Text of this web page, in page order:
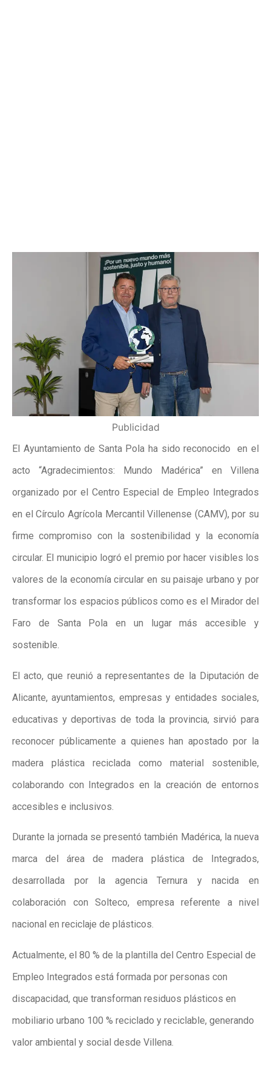
Publicidad
El Ayuntamiento de Santa Pola ha sido reconocido en el
acto “Agradecimientos: Mundo Madérica” en Villena
organizado por el Centro Especial de Empleo Integrados
en el Círculo Agrícola Mercantil Villenense (CAMV), por su
firme compromiso con la sostenibilidad y la economía
circular. El municipio logró el premio por hacer visibles los
valores de la economía circular en su paisaje urbano y por
transformar los espacios públicos como es el Mirador del
Faro de Santa Pola en un lugar más accesible y
sostenible.
El acto, que reunió a representantes de la Diputación de
Alicante, ayuntamientos, empresas y entidades sociales,
educativas y deportivas de toda la provincia, sirvió para
reconocer públicamente a quienes han apostado por la
madera plástica reciclada como material sostenible,
colaborando con Integrados en la creación de entornos
accesibles e inclusivos.
Durante la jornada se presentó también Madérica, la nueva
marca del área de madera plástica de Integrados,
desarrollada por la agencia Ternura y nacida en
colaboración con Solteco, empresa referente a nivel
nacional en reciclaje de plásticos.
Actualmente, el 80 % de la plantilla del Centro Especial de
Empleo Integrados está formada por personas con
discapacidad, que transforman residuos plásticos en
mobiliario urbano 100 % reciclado y reciclable, generando
valor ambiental y social desde Villena.